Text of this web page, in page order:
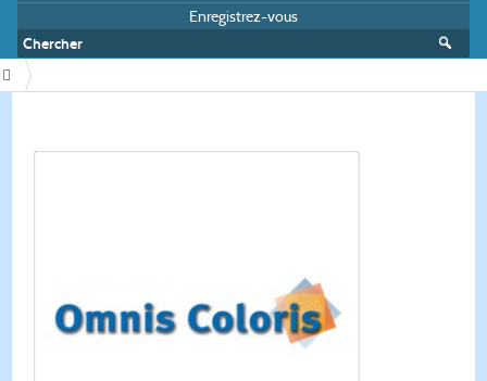
Enregistrez-vous